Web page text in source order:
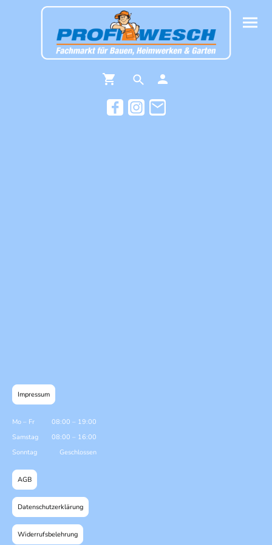
Impressum
Mo – Fr 08:00 – 19:00
Samstag
08:00 – 16:00
Sonntag
Geschlossen
AGB
Datenschutzerklärung
Widerrufsbelehrung